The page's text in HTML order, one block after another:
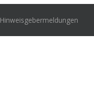
Hinweisgebermeldungen